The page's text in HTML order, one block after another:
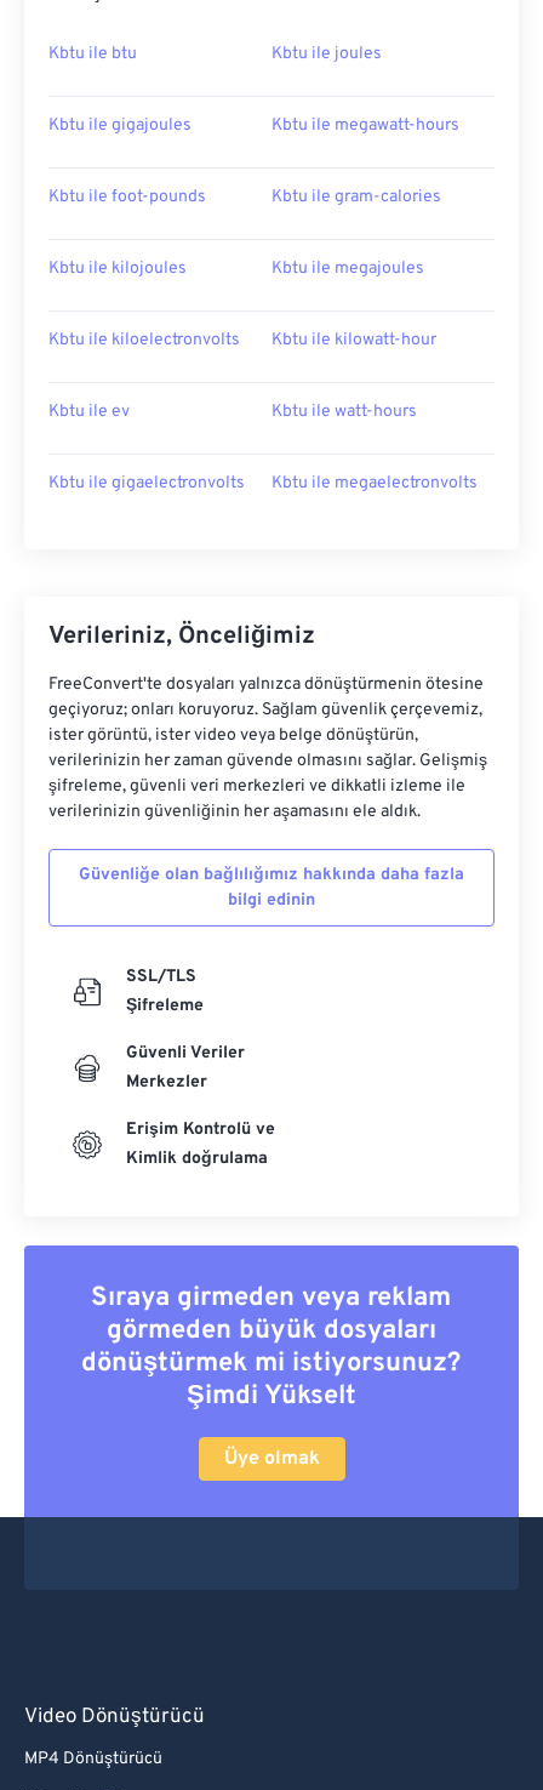
Kbtu ile btu Kbtu ile joules
Kbtu ile gigajoules Kbtu ile megawatt-hours
Kbtu ile foot-pounds Kbtu ile gram-calories
Kbtu ile kilojoules Kbtu ile megajoules
Kbtu ile kiloelectronvolts Kbtu ile kilowatt-hour
Kbtu ile ev Kbtu ile watt-hours
Kbtu ile gigaelectronvolts Kbtu ile megaelectronvolts
Verileriniz, Önceliğimiz
FreeConvert'te dosyaları yalnızca dönüştürmenin ötesine
geçiyoruz; onları koruyoruz. Sağlam güvenlik çerçevemiz,
ister görüntü, ister video veya belge dönüştürün,
verilerinizin her zaman güvende olmasını sağlar. Gelişmiş
şifreleme, güvenli veri merkezleri ve dikkatli izleme ile
verilerinizin güvenliğinin her aşamasını ele aldık.
Güvenliğe olan bağlılığımız hakkında daha fazla
bilgi edinin
SSL/TLS
Şifreleme
Güvenli Veriler
Merkezler
Erişim Kontrolü ve
Kimlik doğrulama
Sıraya girmeden veya reklam
görmeden büyük dosyaları
dönüştürmek mi istiyorsunuz?
Şimdi Yükselt
Üye olmak
Video Dönüştürücü
MP4 Dönüştürücü